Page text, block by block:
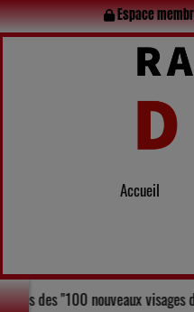
Espace
Accueil
Laurent Bruneau, figure au